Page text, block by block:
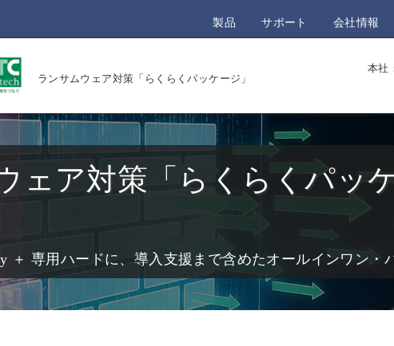
製品 サポート 会社情報
ランサムウェア対策「らくらくパッケージ」
本社
ェア対策「らくらくパッケ
＋ 専用ハードに、導入支援まで含めたオールインワン・